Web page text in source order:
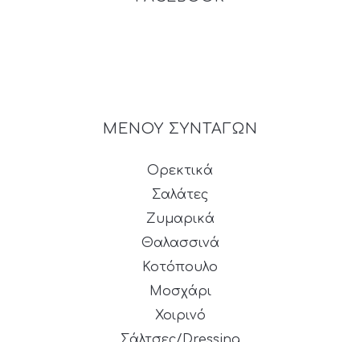
ΜΕΝΟΥ ΣΥΝΤΑΓΩΝ
Ορεκτικά
Σαλάτες
Ζυμαρικά
Θαλασσινά
Κοτόπουλο
Μοσχάρι
Χοιρινό